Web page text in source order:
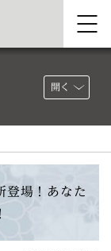
開く
登場！あなた